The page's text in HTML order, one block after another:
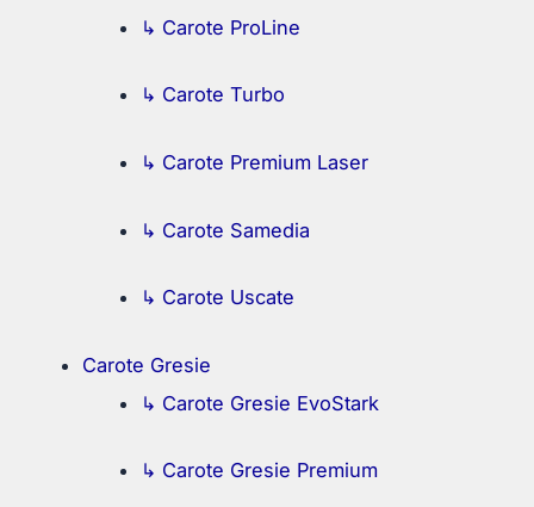
↳ Carote ProLine
↳ Carote Turbo
↳ Carote Premium Laser
↳ Carote Samedia
↳ Carote Uscate
Carote Gresie
↳ Carote Gresie EvoStark
↳ Carote Gresie Premium